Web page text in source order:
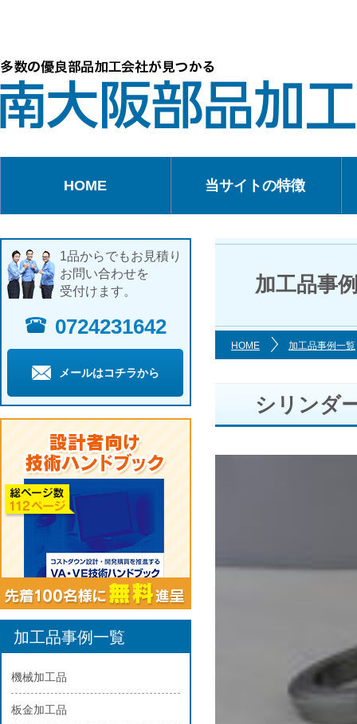
HOME 当サイトの特徴
加工品事
HOME 加工品事例一覧
シリンダ
1品からでもお見積り
お問い合わせを
受付けます。
0724231642
メールはコチラから
加工品事例一覧
機械加工品
板金加工品